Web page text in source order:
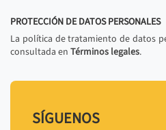
PROTECCIÓN DE DATOS PERSONALES
La política de tratamiento de datos
consultada en Términos legales.
SÍGUENOS